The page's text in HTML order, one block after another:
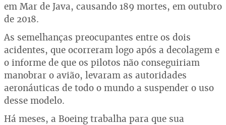
em Mar de Java, causando 189 mortes, em outubro
de 2018.
As semelhanças preocupantes entre os dois
acidentes, que ocorreram logo após a decolagem e
o informe de que os pilotos não conseguiriam
manobrar o avião, levaram as autoridades
aeronáuticas de todo o mundo a suspender o uso
desse modelo.
Há meses, a Boeing trabalha para que sua